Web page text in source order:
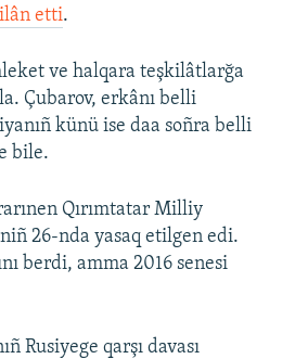
etti.
ve halqara teşkilâtlarğa
Çubarov, erkânı belli
künü ise daa soñra belli
bile.
Qırımtatar Milliy
26-nda yasaq etilgen edi.
berdi, amma 2016 senesi
Rusiyege qarşı davası